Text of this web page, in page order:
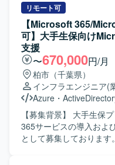
付けられ、関係者との調
ュニケーション力をお
現実的な落としどころを
切にエスカレーションで
の短期間で優先順位を見
ります。 【ポジションの魅力】 Microsoft 365移行プロジェ
クトにおいて、技術チー
試験/本番切替/運用引継
できます。認証/ID領域
域など幅広いMicrosoft
遅延や未決事項が残る
し推進していくリーダー
いただける方が望ましいです。 【ポジショ
Microsoft 365および
ラウドサービス全般に幅
ンです。継続的な機能拡
を通じて、モダンワーク
携わることができ、自律
高めていくことができます。 【開発環境】
ービス全般、Microsoft
Information Protection、
（Yammer）、
BAT、PowerShell、
Directory）、Azure
ント構成の標準モデル
が混在する環境におけ
います。 Entra ID、条件
ートの作成や、Purview
ー化を実施します。 外
計、監査ログおよび証跡
フローの作成、アカウン
Automate標準フローお
イドライン整備を行いま
グテンプレート作成な
ただきます。 【求める人物像】 課題の背景や要件を正しく
理解し、主体的に解決
リモート可
【Microsoft 365/
可】大手生保向け
支援
〜670,000円/月
柏市（千葉県）
インフラエンジニア(
Azure ・
【募集背景】 大手生保
365サービスの導入およ
として募集しております。 【作業内容】 大手生保プロジ